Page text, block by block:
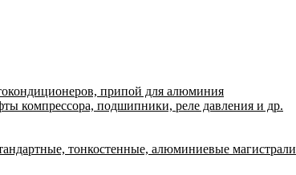
припой для алюминия
компрессора, подшипники, реле давления и др.
тонкостенные, алюминиевые магистрали